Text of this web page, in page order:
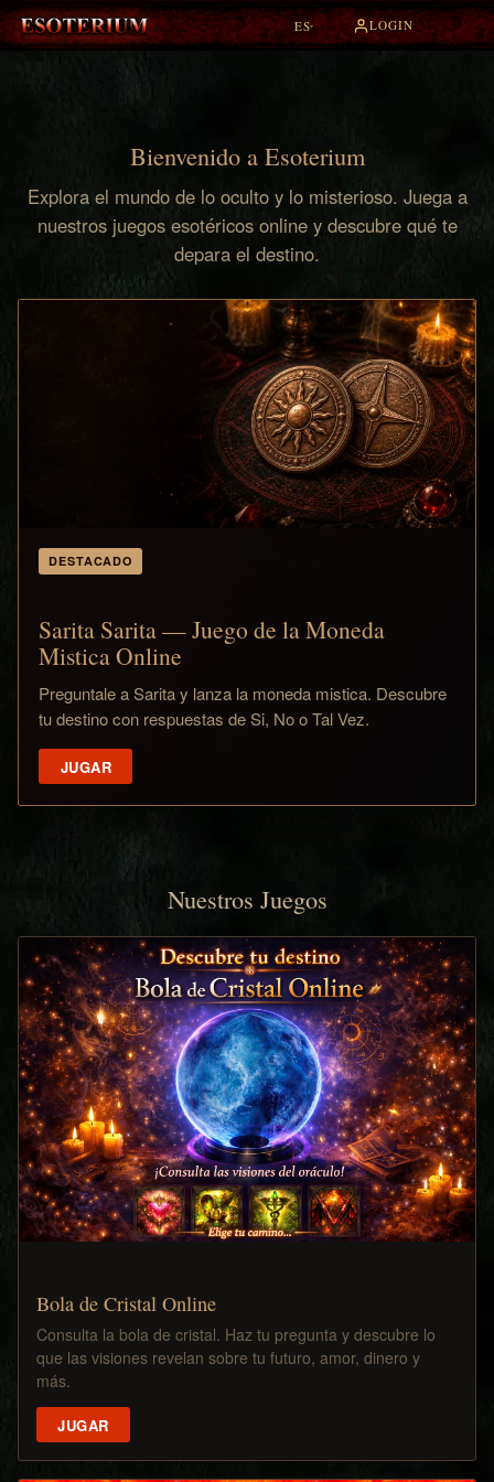
ES▾ LOGIN
Bienvenido a Esoterium
Explora el mundo de lo oculto y lo misterioso. Juega a
nuestros juegos esotéricos online y descubre qué te
depara el destino.
DESTACADO
Sarita Sarita — Juego de la Moneda
Mistica Online
Preguntale a Sarita y lanza la moneda mistica. Descubre
tu destino con respuestas de Si, No o Tal Vez.
JUGAR
Nuestros Juegos
Bola de Cristal Online
Consulta la bola de cristal. Haz tu pregunta y descubre lo
que las visiones revelan sobre tu futuro, amor, dinero y
más.
JUGAR